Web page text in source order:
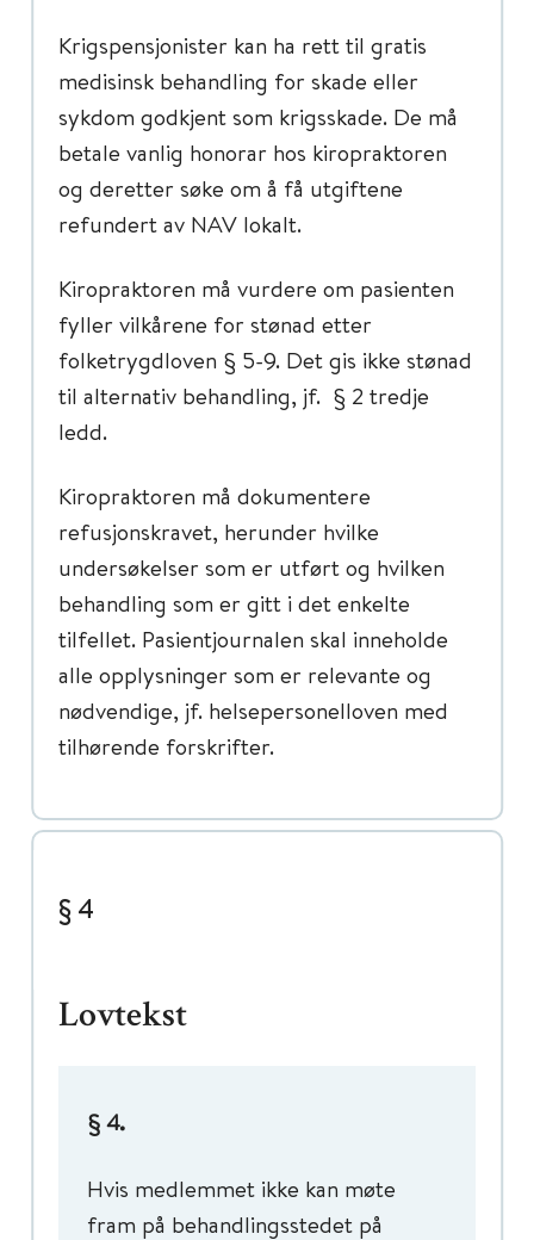
Krigspensjonister kan ha rett til gratis
medisinsk behandling for skade eller
sykdom godkjent som krigsskade. De må
betale vanlig honorar hos kiropraktoren
og deretter søke om å få utgiftene
refundert av NAV lokalt.
Kiropraktoren må vurdere om pasienten
fyller vilkårene for stønad etter
folketrygdloven § 5-9. Det gis ikke stønad
til alternativ behandling, jf. § 2 tredje
ledd.
Kiropraktoren må dokumentere
refusjonskravet, herunder hvilke
undersøkelser som er utført og hvilken
behandling som er gitt i det enkelte
tilfellet. Pasientjournalen skal inneholde
alle opplysninger som er relevante og
nødvendige, jf. helsepersonelloven med
tilhørende forskrifter.
§ 4
Lovtekst
§ 4.
Hvis medlemmet ikke kan møte
fram på behandlingsstedet på